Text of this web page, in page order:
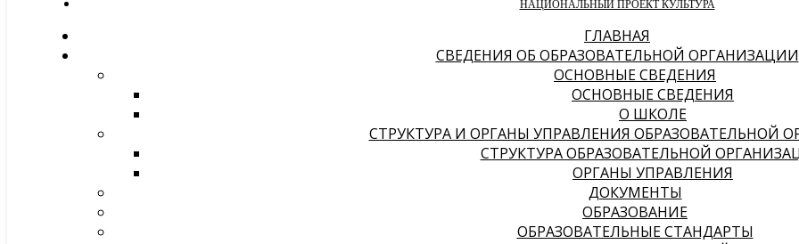
НАЦИОНАЛЬНЫЙ ПРОЕКТ КУЛЬТУРА
ГЛАВНАЯ
СВЕДЕНИЯ ОБ ОБРАЗОВАТЕЛЬНОЙ ОРГАНИЗАЦИИ
ОСНОВНЫЕ СВЕДЕНИЯ
ОСНОВНЫЕ СВЕДЕНИЯ
О ШКОЛЕ
СТРУКТУРА И ОРГАНЫ УПРАВЛЕНИЯ ОБРАЗОВАТЕЛЬНОЙ
СТРУКТУРА ОБРАЗОВАТЕЛЬНОЙ
ОРГАНЫ УПРАВЛЕНИЯ
ДОКУМЕНТЫ
ОБРАЗОВАНИЕ
ОБРАЗОВАТЕЛЬНЫЕ СТАНДАРТЫ